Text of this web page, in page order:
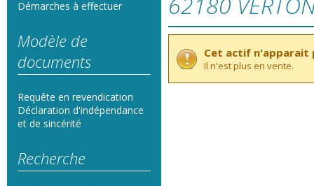
Démarches à effectuer
Modèle de
documents
Requête en revendication
Déclaration d'indépendance
et de sincérité
Recherche
Cet actif n'apparait
Il n'est plus en vente.